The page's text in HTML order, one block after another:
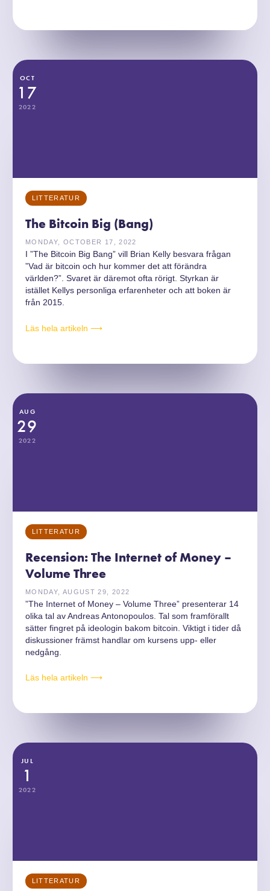
OCT
17
2022
LITTERATUR
The Bitcoin Big (Bang)
MONDAY, OCTOBER 17, 2022
I ”The Bitcoin Big Bang” vill Brian Kelly besvara frågan
”Vad är bitcoin och hur kommer det att förändra
världen?”. Svaret är däremot ofta rörigt. Styrkan är
istället Kellys personliga erfarenheter och att boken är
från 2015.
Läs hela artikeln ⟶
AUG
29
2022
LITTERATUR
Recension: The Internet of Money –
Volume Three
MONDAY, AUGUST 29, 2022
”The Internet of Money – Volume Three” presenterar 14
olika tal av Andreas Antonopoulos. Tal som framförallt
sätter fingret på ideologin bakom bitcoin. Viktigt i tider då
diskussioner främst handlar om kursens upp- eller
nedgång.
Läs hela artikeln ⟶
JUL
1
2022
LITTERATUR